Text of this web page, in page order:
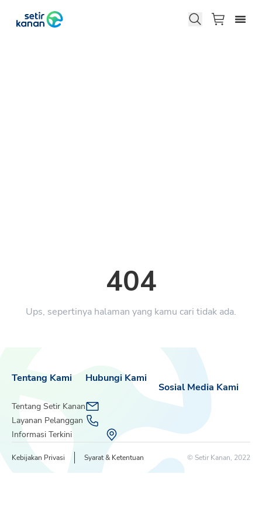
404
Ups, sepertinya halaman yang kamu cari tidak ada.
Tentang Kami
Tentang Setir Kanan
Layanan Pelanggan
Informasi Terkini
Sosial Media Kami
Hubungi Kami
Kebijakan Privasi Syarat & Ketentuan © Setir Kanan, 2022